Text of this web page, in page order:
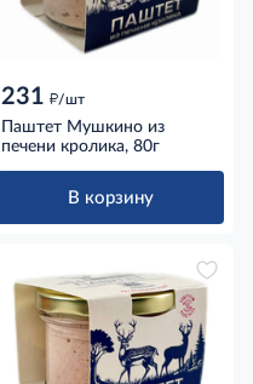
231 д/шт
Паштет Мушкино из
печени кролика, 80г
В корзину